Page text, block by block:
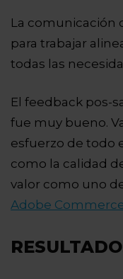
La comunicación
para trabajar
todas las
El feedback pos-
fue muy bueno.
esfuerzo de todo
como la calidad
valor como uno
Adobe